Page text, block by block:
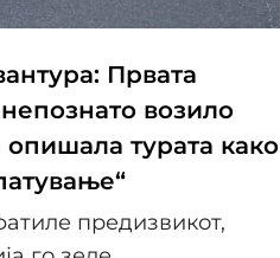
Првата
возило
опишала турата како
предизвикот,